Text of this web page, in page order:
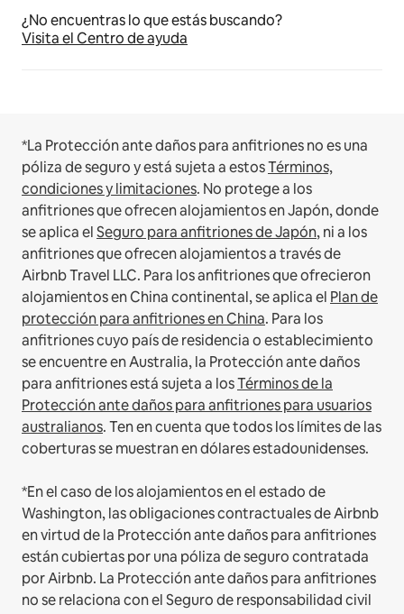
¿No encuentras lo que estás buscando?
Visita el Centro de ayuda
*La Protección ante daños para anfitriones no es una
póliza de seguro y está sujeta a estosTérminos,
condiciones y limitaciones. No protege a los
anfitriones que ofrecen alojamientos en Japón, donde
se aplica elSeguro para anfitriones de Japón, ni a los
anfitriones que ofrecen alojamientos a través de
Airbnb Travel LLC. Para los anfitriones que ofrecieron
alojamientos en China continental, se aplica el Plan de
protección para anfitriones en China. Para los
anfitriones cuyo país de residencia o establecimiento
se encuentre en Australia, la Protección ante daños
para anfitriones está sujeta a losTérminos de la
Protección ante daños para anfitriones para usuarios
australianos. Ten en cuenta que todos los límites de las
coberturas se muestran en dólares estadounidenses.
*En el caso de los alojamientos en el estado de
Washington, las obligaciones contractuales de Airbnb
en virtud de la Protección ante daños para anfitriones
están cubiertas por una póliza de seguro contratada
por Airbnb. La Protección ante daños para anfitriones
no se relaciona con el Seguro de responsabilidad civil